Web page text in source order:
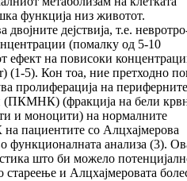
функ­­ција низ животот.
дејствија, т.е.
(помалку од 5-10
ефект на повисоки
(1-5). Кон тоа, ние претходно
пролиферација на периферните
(ПКМНК) (фракција на бели
и моноцити) на нормални­те
пациентите со Алцхајмерова
функционалната анализа (3).
што би можело
и Алцхајмеровата